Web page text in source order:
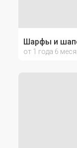
Шарфы и
от 1 года 6